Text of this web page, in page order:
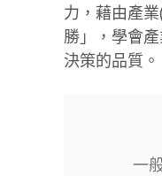
力，藉由產
勝」，學會
決策的品質。
一